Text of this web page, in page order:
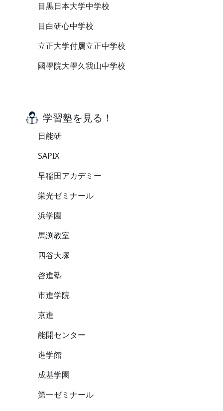
目黒日本大学中学校
目白研心中学校
立正大学付属立正中学校
國學院大學久我山中学校
学習塾を見る！
日能研
SAPIX
早稲田アカデミー
栄光ゼミナール
浜学園
馬渕教室
四谷大塚
啓進塾
市進学院
京進
能開センター
進学館
成基学園
第一ゼミナール